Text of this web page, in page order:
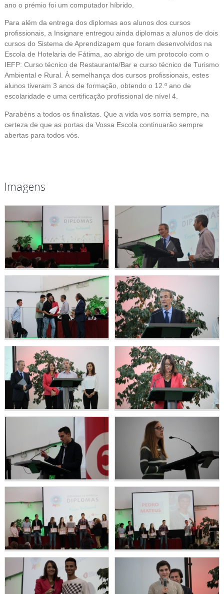
ano o prémio foi um computador híbrido.
Para além da entrega dos diplomas aos alunos dos cursos
profissionais, a Insignare entregou ainda diplomas a alunos de dois
cursos do Sistema de Aprendizagem que foram desenvolvidos na
Escola de Hotelaria de Fátima, ao abrigo de um protocolo com o
IEFP: Curso técnico de Restaurante/Bar e curso técnico de Turismo
Ambiental e Rural. À semelhança dos cursos profissionais, estes
alunos tiveram 3 anos de formação, obtendo o 12.º ano de
escolaridade e uma certificação profissional de nível 4.
Parabéns a todos os finalistas. Que a vida vos sorria sempre, na
certeza de que as portas da Vossa Escola continuarão sempre
abertas para todos vós.
Imagens